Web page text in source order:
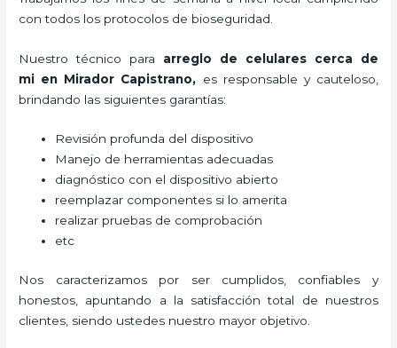
con todos los protocolos de bioseguridad.
Nuestro técnico para arreglo de celulares cerca de
mi en Mirador Capistrano, es responsable y cauteloso,
brindando las siguientes garantías:
Revisión profunda del dispositivo
Manejo de herramientas adecuadas
diagnóstico con el dispositivo abierto
reemplazar componentes si lo amerita
realizar pruebas de comprobación
etc
Nos caracterizamos por ser cumplidos, confiables y
honestos, apuntando a la satisfacción total de nuestros
clientes, siendo ustedes nuestro mayor objetivo.